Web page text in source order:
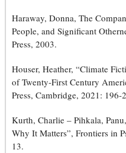
Haraway, Donna, The
People, and Significant
Press, 2003.
Houser, Heather, “Climate
of Twenty-First Century
Press, Cambridge, 2021: 196-
Kurth, Charlie – Pihkala,
Why It Matters”, Frontiers in
13.